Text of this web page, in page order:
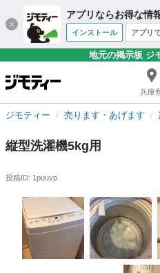
アプリならお得な情
インストール アプリ
地元の掲示板 ジ
兵庫
ジモティー 売ります・あげます
縦型洗濯機5kg用
投稿ID: 1puuvp